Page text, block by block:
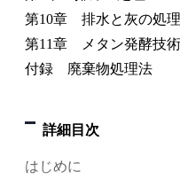
第10章 排水と灰の処理
第11章 メタン発酵技術
付録 廃棄物処理法
詳細目次
はじめに